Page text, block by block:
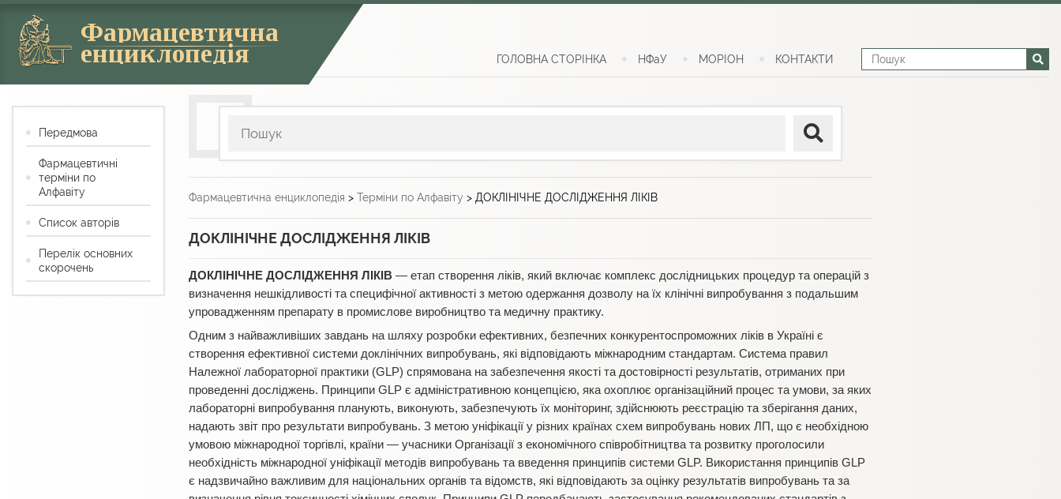
Фармацевтична
енциклопедія ГОЛОВНА СТОРІНКА НФаУ МОРІОН КОНТАКТИ
Фармацевтична енциклопедія > Терміни по Алфавіту > ДОКЛІНІЧНЕ ДОСЛІДЖЕННЯ ЛІКІВ
ДОКЛІНІЧНЕ ДОСЛІДЖЕННЯ ЛІКІВ
ДОКЛІНІЧНЕ ДОСЛІДЖЕННЯ ЛІКІВ — етап створення ліків, який включає комплекс дослідницьких процедур та операцій з
визначення нешкідливості та специфічної активності з метою одержання дозволу на їх клінічні випробування з подальшим
упровадженням препарату в промислове виробництво та медичну практику.
Одним з найважливіших завдань на шляху розробки ефективних, безпечних конкурентоспроможних ліків в Україні є
створення ефективної системи доклінічних випробувань, які відповідають міжнародним стандартам. Система правил
Належної лабораторної практики (GLP) спрямована на забезпечення якості та достовірності результатів, отриманих при
проведенні досліджень. Принципи GLP є адміністративною концепцією, яка охоплює організаційний процес та умови, за яких
лабораторні випробування планують, виконують, забезпечують їх моніторинг, здійснюють реєстрацію та зберігання даних,
надають звіт про результати випробувань. З метою уніфікації у різних країнах схем випробувань нових ЛП, що є необхідною
умовою міжнародної торгівлі, країни — учасники Організації з економічного співробітництва та розвитку проголосили
необхідність міжнародної уніфікації методів випробувань та введення принципів системи GLP. Використання принципів GLP
є надзвичайно важливим для національних органів та відомств, які відповідають за оцінку результатів випробувань та за
Передмова
Фармацевтичні
терміни по
Алфавіту
Список авторів
Перелік основних
скорочень